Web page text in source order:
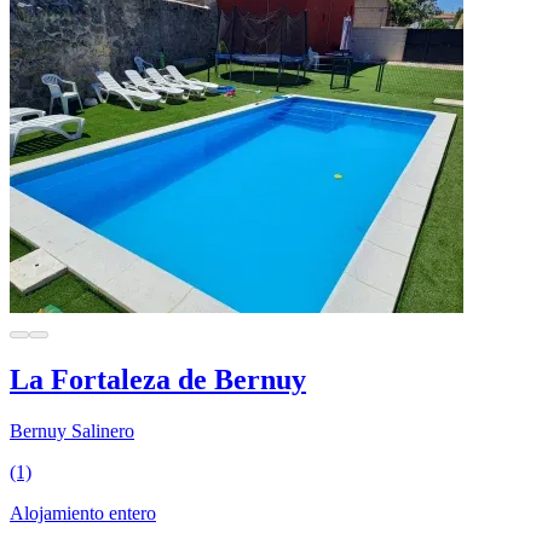
La Fortaleza de Bernuy
Bernuy Salinero
(1)
Alojamiento entero